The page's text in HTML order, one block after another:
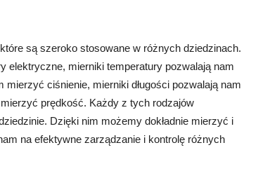
są szeroko stosowane w różnych dziedzinach.
elektryczne, mierniki temperatury pozwalają nam
ciśnienie, mierniki długości pozwalają nam
prędkość. Każdy z tych rodzajów
Dzięki nim możemy dokładnie mierzyć i
na efektywne zarządzanie i kontrolę różnych